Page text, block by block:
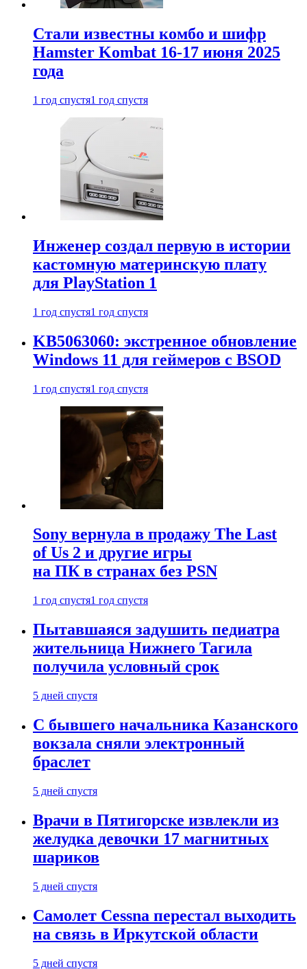
Стали известны комбо и шифр
Hamster Kombat 16-17 июня 2025
года
1 год спустя1 год спустя
Инженер создал первую в истории
кастомную материнскую плату
для PlayStation 1
1 год спустя1 год спустя
KB5063060: экстренное обновление
Windows 11 для геймеров с BSOD
1 год спустя1 год спустя
Sony вернула в продажу The Last
of Us 2 и другие игры
на ПК в странах без PSN
1 год спустя1 год спустя
Пытавшаяся задушить педиатра
жительница Нижнего Тагила
получила условный срок
5 дней спустя
С бывшего начальника Казанского
вокзала сняли электронный
браслет
5 дней спустя
Врачи в Пятигорске извлекли из
желудка девочки 17 магнитных
шариков
5 дней спустя
Самолет Cessna перестал выходить
на связь в Иркутской области
5 дней спустя